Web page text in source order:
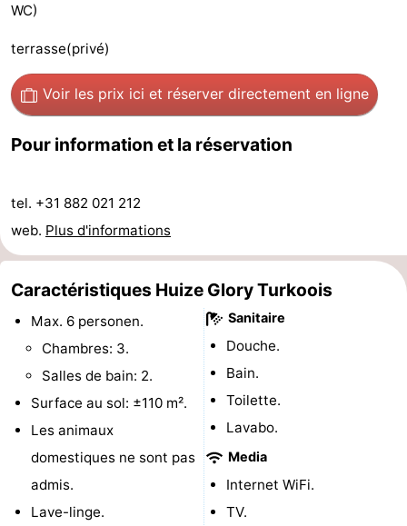
Faire
du
-
Randonnée
-
Terrains
-
Sportive
Événements
Forum
-
WC)
terrasse(privé)
Voir les prix ici et réserver directement en ligne
Pour information et la réservation
tel. +31 882 021 212
web. Plus d'informations
Caractéristiques Huize Glory Turkoois
Max. 6 personen.
Chambres: 3.
Salles de bain: 2.
Surface au sol: ±110 m².
Les animaux
domestiques ne sont pas
admis.
Lave-linge.
Sanitaire
Douche.
Bain.
Toilette.
Lavabo.
Media
Internet WiFi.
TV.